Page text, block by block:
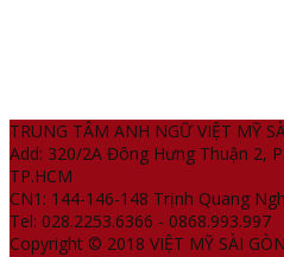
TRUNG TÂM ANH NGỮ VIỆT MỸ
Add: 320/2A Đông Hưng Thuận 2,
TP.HCM
CN1: 144-146-148 Trịnh Quang
Tel: 028.2253.6366 - 0868.993.997
Copyright © 2018 VIỆT MỸ SÀI GÒN